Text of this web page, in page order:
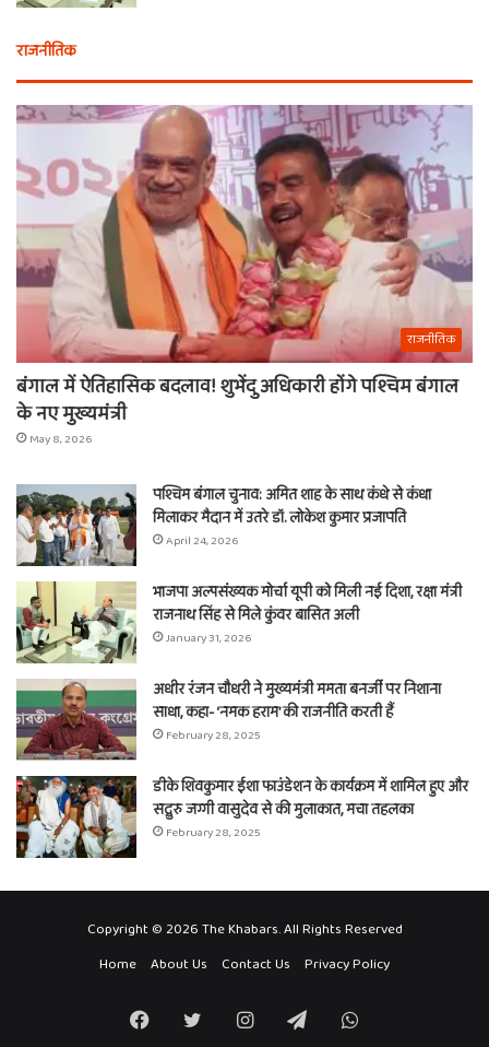
राजनीतिक
राजनीतिक
बंगाल में ऐतिहासिक बदलाव! शुभेंदु अधिकारी होंगे पश्चिम बंगाल
के नए मुख्यमंत्री
May 8, 2026
पश्चिम बंगाल चुनाव: अमित शाह के साथ कंधे से कंधा
मिलाकर मैदान में उतरे डॉ. लोकेश कुमार प्रजापति
April 24, 2026
भाजपा अल्पसंख्यक मोर्चा यूपी को मिली नई दिशा, रक्षा मंत्री
राजनाथ सिंह से मिले कुंवर बासित अली
January 31, 2026
अधीर रंजन चौधरी ने मुख्यमंत्री ममता बनर्जी पर निशाना
साधा, कहा- ‘नमक हराम’ की राजनीति करती हैं
February 28, 2025
डीके शिवकुमार ईशा फाउंडेशन के कार्यक्रम में शामिल हुए और
सद्गुरु जग्गी वासुदेव से की मुलाकात, मचा तहलका
February 28, 2025
Copyright © 2026 The Khabars. All Rights Reserved
Home
About Us Contact Us Privacy Policy
FacebookTwitterInstagramTelegramWhatsApp